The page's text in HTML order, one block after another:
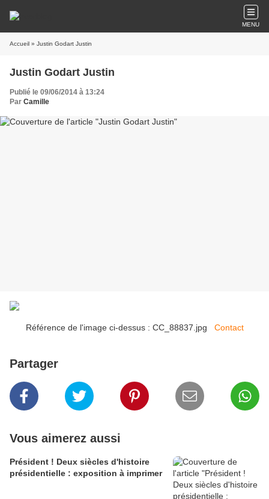
MENU
Accueil » Justin Godart Justin
Justin Godart Justin
Publié le 09/06/2014 à 13:24
Par Camille
Référence de l'image ci-dessus : CC_88837.jpg Contact
Partager
Vous aimerez aussi
Président ! Deux siècles d'histoire
présidentielle : exposition à imprimer